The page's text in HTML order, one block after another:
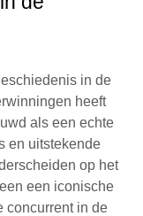
in de
heeft
als een echte
en uitstekende
op het
een iconische
concurrent in de